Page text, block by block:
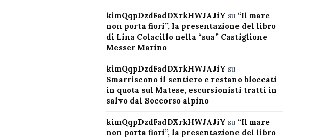
kimQqpDzdFadDXrkHWJAJiY su “Il mare
non porta fiori”, la presentazione del libro
di Lina Colacillo nella “sua” Castiglione
Messer Marino
kimQqpDzdFadDXrkHWJAJiY su
Smarriscono il sentiero e restano bloccati
in quota sul Matese, escursionisti tratti in
salvo dal Soccorso alpino
kimQqpDzdFadDXrkHWJAJiY su “Il mare
non porta fiori”, la presentazione del libro